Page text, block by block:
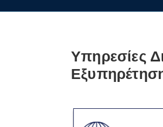
Υπηρεσίες